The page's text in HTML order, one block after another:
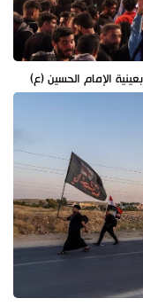
الإمام الحسين (ع)